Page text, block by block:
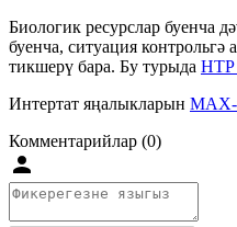
Биологик ресурслар буенча
буенча, ситуация
тикшерү бара. Бу турыда НТР
Интертат яңалыкларын MAX-
Комментарийлар (0)